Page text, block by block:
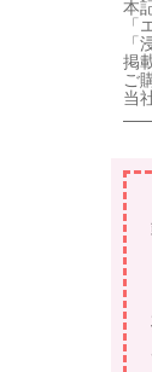
本
「
「
掲
ご
当